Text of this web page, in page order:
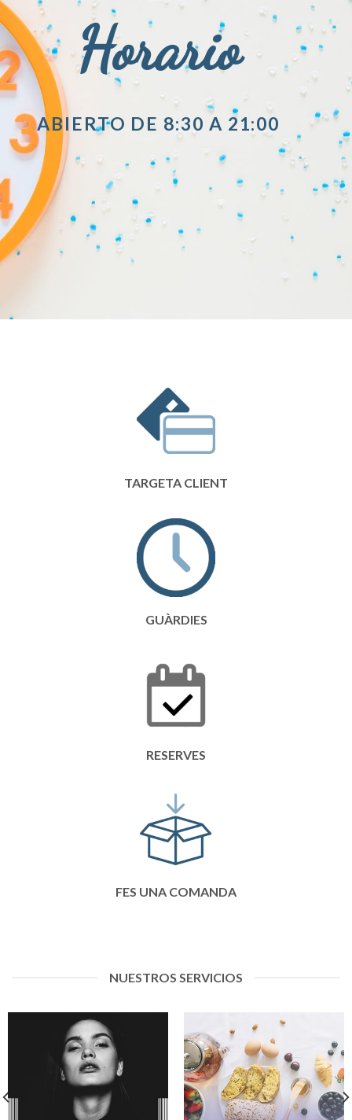
Horario
ABIERTO DE 8:30 A 21:00
TARGETA CLIENT
GUÀRDIES
RESERVES
FES UNA COMANDA
NUESTROS SERVICIOS